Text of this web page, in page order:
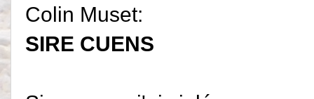
Colin Muset:
SIRE CUENS